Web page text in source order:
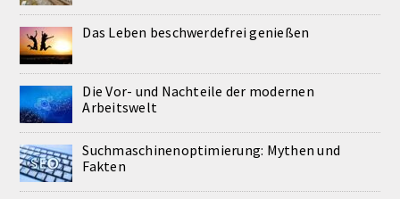
Das Leben beschwerdefrei genießen
Die Vor- und Nachteile der modernen
Arbeitswelt
Suchmaschinenoptimierung: Mythen und
Fakten